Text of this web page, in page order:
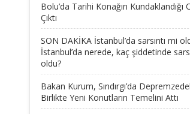
Bolu’da Tarihi Konağın Kundaklandığı
Çıktı
SON DAKİKA İstanbul’da sarsıntı mi
İstanbul’da nerede, kaç şiddetinde
oldu?
Bakan Kurum, Sındırgı’da
Birlikte Yeni Konutların Temelini Attı